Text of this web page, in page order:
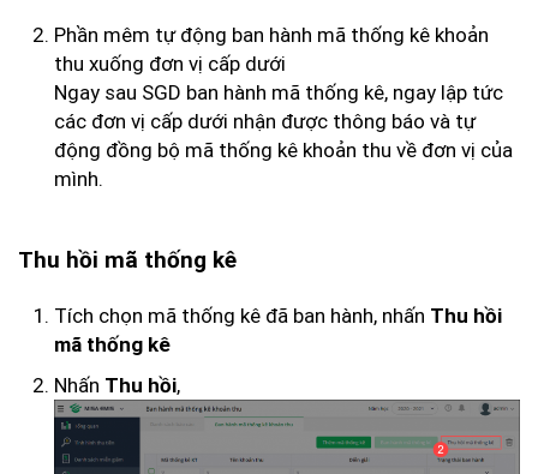
Phần mêm tự động ban hành mã thống kê khoản
thu xuống đơn vị cấp dưới
Ngay sau SGD ban hành mã thống kê, ngay lập tức
các đơn vị cấp dưới nhận được thông báo và tự
động đồng bộ mã thống kê khoản thu về đơn vị của
mình.
Thu hồi mã thống kê
Tích chọn mã thống kê đã ban hành, nhấn Thu hồi
mã thống kê
Nhấn Thu hồi,